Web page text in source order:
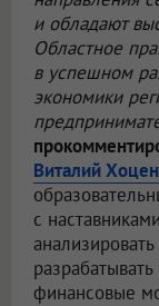
и обладают
Областное
в успешном
экономики
Виталий
с
финансовые